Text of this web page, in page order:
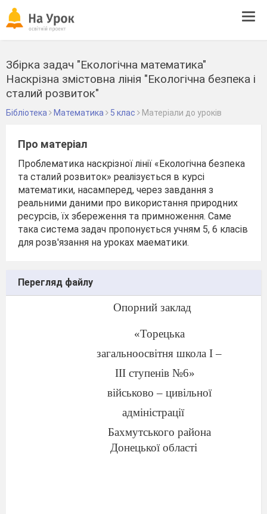
Збірка задач "Екологічна математика"
Наскрізна змістовна лінія "Екологічна безпека і
сталий розвиток"
Бібліотека Математика 5 клас Матеріали до уроків
Про матеріал
Проблематика наскрізної лінії «Екологічна безпека
та сталий розвиток» реалізується в курсі
математики, насамперед, через завдання з
реальними даними про використання природних
ресурсів, їх збереження та примноження. Саме
така система задач пропонується учням 5, 6 класів
для розв'язання на уроках маематики.
Перегляд файлу
Опорний заклад
«Торецька
загальноосвітня школа I –
III ступенів №6»
військово – цивільної
адміністрації
Бахмутського района
Донецької області